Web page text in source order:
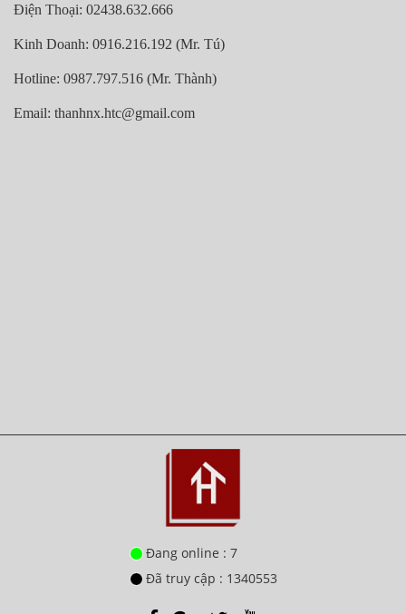
Điện Thoại: 02438.632.666
Kinh Doanh: 0916.216.192 (Mr. Tú)
Hotline: 0987.797.516 (Mr. Thành)
Email: thanhnx.htc@gmail.com
Đang online : 7
Đã truy cập : 1340553